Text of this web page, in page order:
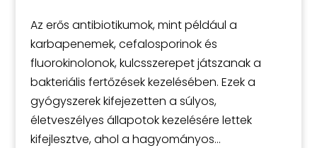
Az erős antibiotikumok, mint például a
karbapenemek, cefalosporinok és
fluorokinolonok, kulcsszerepet játszanak a
bakteriális fertőzések kezelésében. Ezek a
gyógyszerek kifejezetten a súlyos,
életveszélyes állapotok kezelésére lettek
kifejlesztve, ahol a hagyományos...